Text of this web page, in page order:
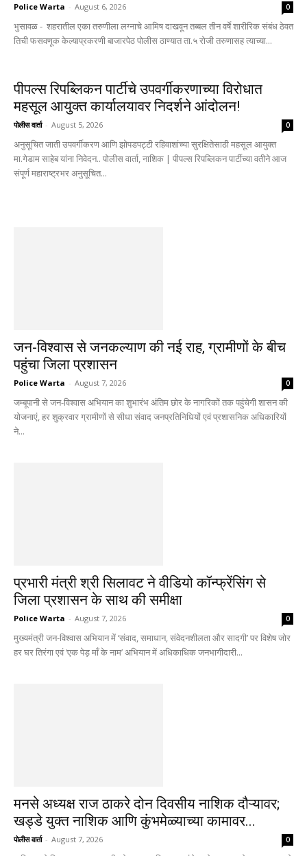
Police Warta - August 6, 2026 0
भुसावळ - शहरातील एका तरुणीला लग्नाचे आमिष दाखवून तब्बल तीन वर्षे शारीरिक संबंध ठेवत
तिची फसवणूक केल्याप्रकरणी बाजारपेठ पोलीस ठाण्यात ता.५ रोजी तरुणासह त्याच्या...
पीपल्स रिपब्लिकन पार्टीचे उपवर्गीकरणाच्या विरोधात
महसूल आयुक्त कार्यालयावर निदर्शने आंदोलन!
पोलीस वार्ता - August 5, 2026 0
अनुसूचित जाती उपवर्गीकरण आणि झोपडपट्टी रहिवाशांच्या सुरक्षितेसाठी महसूल आयुक्त
मा.गेडाम साहेब यांना निवेदन.. पोलीस वार्ता, नाशिक | पीपल्स रिपब्लिकन पार्टीच्या वतीने आज
संपूर्ण महाराष्ट्रभर अनुसूचित...
जन-विश्वास से जनकल्याण की नई राह, ग्रामीणों के बीच
पहुंचा जिला प्रशासन
Police Warta - August 7, 2026 0
जम्बूपानी से जन-विश्वास अभियान का शुभारंभ अंतिम छोर के नागरिकों तक पहुंचेगी शासन की
योजनाएं, हर शुक्रवार ग्रामीणों से सीधा संवाद जनप्रतिनिधियों एवं प्रशासनिक अधिकारियों
ने...
प्रभारी मंत्री श्री सिलावट ने वीडियो कॉन्फ्रेंसिंग से
जिला प्रशासन के साथ की समीक्षा
Police Warta - August 7, 2026 0
मुख्यमंत्री जन-विश्वास अभियान में ‘संवाद, समाधान, संवेदनशीलता और सादगी’ पर विशेष जोर
हर घर तिरंगा एवं ‘एक पेड़ माँ के नाम’ अभियान में अधिकाधिक जनभागीदारी...
मनसे अध्यक्ष राज ठाकरे दोन दिवसीय नाशिक दौऱ्यावर;
खड्डे युक्त नाशिक आणि कुंभमेळ्याच्या कामावर...
पोलीस वार्ता - August 7, 2026 0